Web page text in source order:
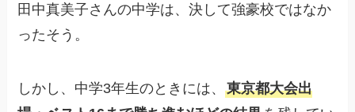
田中真美子さんの中学は、決して強豪校ではなか
ったそう。
しかし、中学3年生のときには、東京都大会出